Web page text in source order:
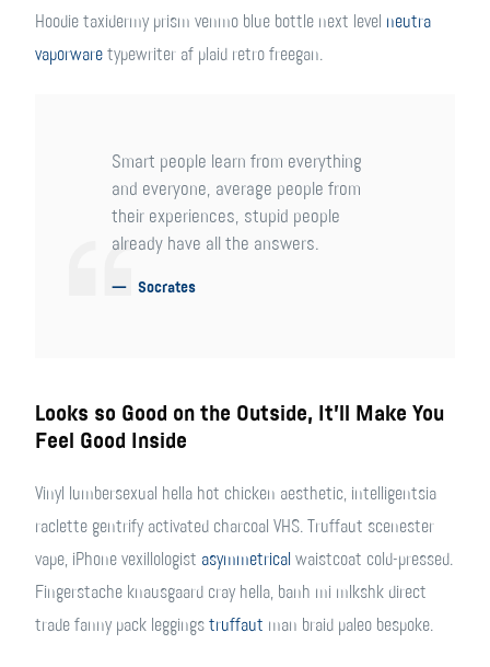
Hoodie taxidermy prism venmo blue bottle next level neutra
vaporware typewriter af plaid retro freegan.
Smart people learn from everything
and everyone, average people from
their experiences, stupid people
already have all the answers.
Socrates
Looks so Good on the Outside, It’ll Make You
Feel Good Inside
Vinyl lumbersexual hella hot chicken aesthetic, intelligentsia
raclette gentrify activated charcoal VHS. Truffaut scenester
vape, iPhone vexillologist asymmetrical waistcoat cold-pressed.
Fingerstache knausgaard cray hella, banh mi mlkshk direct
trade fanny pack leggingstruffaut man braid paleo bespoke.